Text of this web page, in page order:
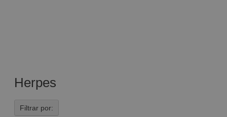
Herpes
Filtrar por: